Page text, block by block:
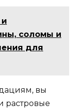
соломы и
для
вы
растровые